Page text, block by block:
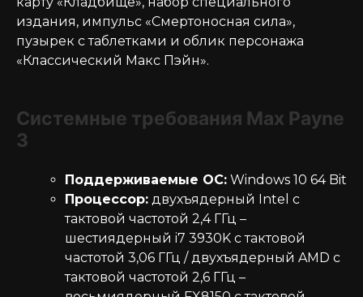
издания, импульс «Смертоносная сила»,
пузырек с таблетками и облик персонажа
«Классический Макс Пэйн».
Cистемные требования Max Payne
3
Поддерживаемые ОС: Windows 10 64 Bit
Процессор: двухъядерный Intel с
тактовой частотой 2,4 ГГц –
шестиядерный i7 3930K с тактовой
частотой 3,06 ГГц / двухъядерный AMD с
тактовой частотой 2,6 ГГц –